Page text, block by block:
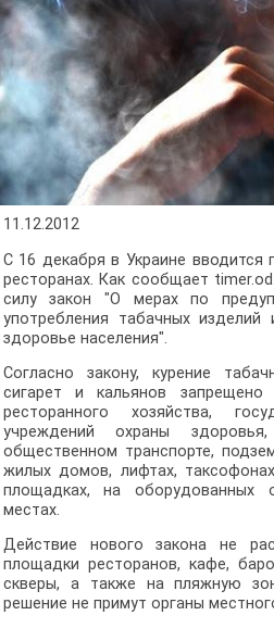
11.12.2012
С 16 декабря в Украине вводится
ресторанах. Как сообщает
силу закон "О мерах по
употребления табачных
здоровье населения".
Согласно закону, курение
сигарет и кальянов
ресторанного хозяйства,
учреждений охраны
общественном транспорте,
жилых домов, лифтах,
площадках, на оборудованных
местах.
Действие нового закона не
площадки ресторанов, кафе,
скверы, а также на пляжную
решение не примут органы